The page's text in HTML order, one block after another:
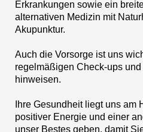
Erkrankungen sowie ein
alternativen Medizin mit
Akupunktur.
Auch die Vorsorge ist uns
regelmäßigen Check-ups
hinweisen.
Ihre Gesundheit liegt uns am
positiver Energie und einer
unser Bestes geben, damit